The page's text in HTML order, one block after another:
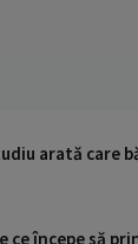
arată care
ce începe să